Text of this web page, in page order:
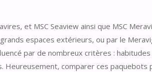
et MSC Seaview ainsi que MSC
espaces extérieurs, ou par le
par de nombreux critères :
Heureusement, comparer ces paquebots